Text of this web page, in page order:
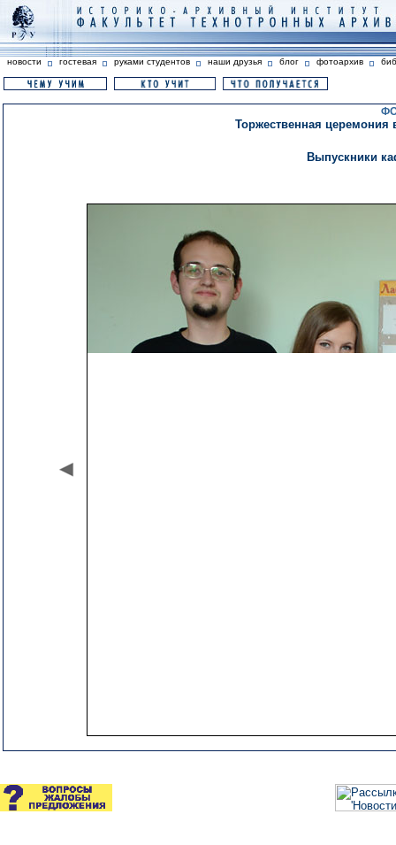
новости гостевая руками студентов наши друзья блог фотоархив
Торжественная церемония
Выпускники